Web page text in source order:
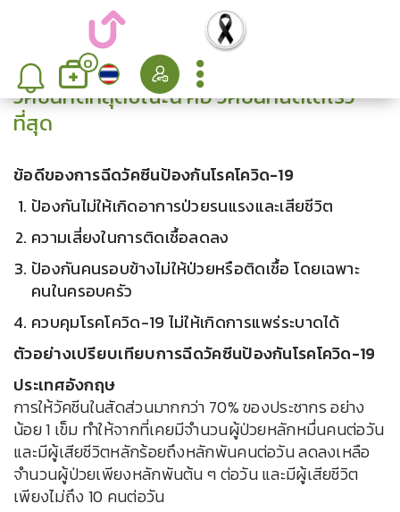
0
วัคซีนที่ดีที่สุดขณะนี้ คือ วัคซีนที่ฉีดได้เร็ว
ที่สุด
ข้อดีของการฉีดวัคซีนป้องกันโรคโควิด-19
ป้องกันไม่ให้เกิดอาการป่วยรนแรงและเสียชีวิต
ความเสี่ยงในการติดเชื้อลดลง
ป้องกันคนรอบข้างไม่ให้ป่วยหรือติดเชื้อ โดยเฉพาะ
คนในครอบครัว
ควบคุมโรคโควิด-19 ไม่ให้เกิดการแพร่ระบาดได้
ตัวอย่างเปรียบเทียบการฉีดวัคซีนป้องกันโรคโควิด-19
ประเทศอังกฤษ
การให้วัคซีนในสัดส่วนมากกว่า 70% ของประชากร อย่าง
น้อย 1 เข็ม ทำให้จากที่เคยมีจำนวนผู้ป่วยหลักหมื่นคนต่อวัน
และมีผู้เสียชีวิตหลักร้อยถึงหลักพันคนต่อวัน ลดลงเหลือ
จำนวนผู้ป่วยเพียงหลักพันต้น ๆ ต่อวัน และมีผู้เสียชีวิต
เพียงไม่ถึง 10 คนต่อวัน